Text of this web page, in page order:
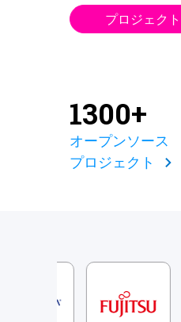
プロジェク
1300+
オープンソース
プロジェクト